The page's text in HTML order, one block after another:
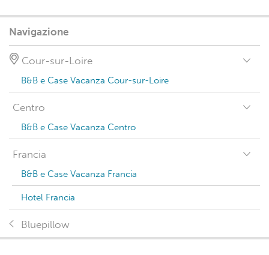
Navigazione
Cour-sur-Loire
B&B e Case Vacanza Cour-sur-Loire
Centro
B&B e Case Vacanza Centro
Francia
B&B e Case Vacanza Francia
Hotel Francia
Bluepillow